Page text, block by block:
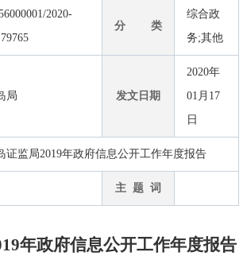
2020-
分 类
综合政
务;其他
局 发文日期
2020年
01月17
日
证监局2019年政府信息公开工作年度报告
主 题 词
年政府信息公开工作年度报告